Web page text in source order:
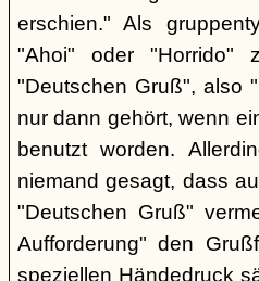
erschien." Als
"Ahoi" oder "Horrido"
"Deutschen Gruß", also
nur dann gehört, wenn
benutzt worden.
niemand gesagt, dass
"Deutschen Gruß"
Aufforderung" den
speziellen Händedruck